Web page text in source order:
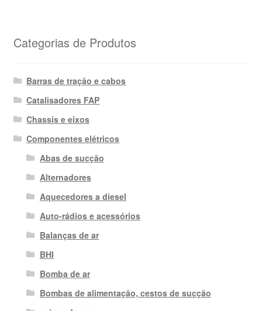
Categorias de Produtos
Barras de tração e cabos
Catalisadores FAP
Chassis e eixos
Componentes elétricos
Abas de sucção
Alternadores
Aquecedores a diesel
Auto-rádios e acessórios
Balanças de ar
BHI
Bomba de ar
Bombas de alimentação, cestos de sucção